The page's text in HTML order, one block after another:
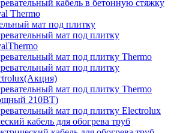
кабель в бетонную стяжку
Thermo
мат под плитку
мат под плитку
мат под плитку Thermo
мат под плитку
мат под плитку Thermo
210ВТ)
мат под плитку Electrolux
кабель для обогрева труб